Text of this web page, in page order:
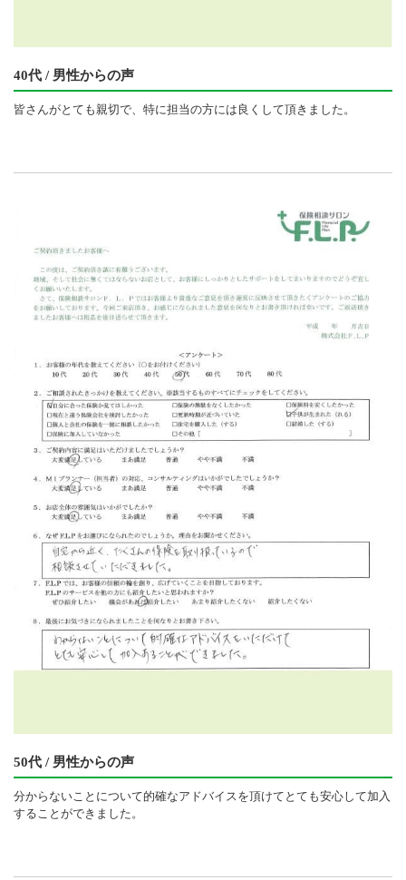
40代 / 男性からの声
皆さんがとても親切で、特に担当の方には良くして頂きました。
50代 / 男性からの声
分からないことについて的確なアドバイスを頂けてとても安心して加入
することができました。